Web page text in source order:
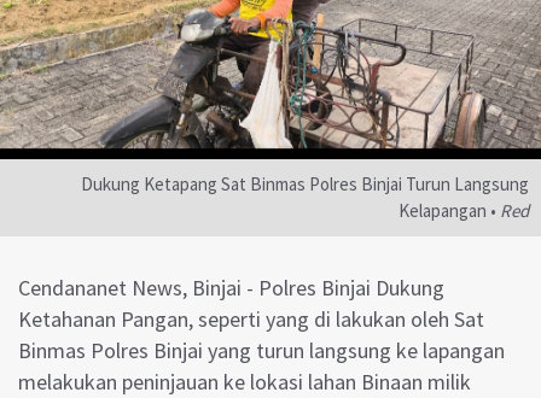
Dukung Ketapang Sat Binmas Polres Binjai Turun Langsung
Kelapangan • Red
Cendananet News, Binjai - Polres Binjai Dukung
Ketahanan Pangan, seperti yang di lakukan oleh Sat
Binmas Polres Binjai yang turun langsung ke lapangan
melakukan peninjauan ke lokasi lahan Binaan milik